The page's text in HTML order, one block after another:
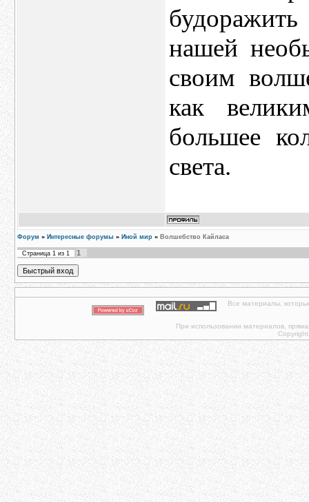
нашей
своим
как
большее
света.
Форум » Интересные форумы » Иной мир » Волшебство Кайласа
Страница 1 из 1 1
Все материалы,
При использовании материалов,